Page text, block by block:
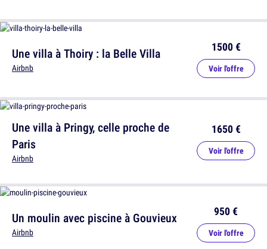
Une villa à Thoiry : la Belle Villa
Airbnb
1500 €
Voir l'offre
Un moulin avec piscine à Gouvieux
Airbnb
950 €
Voir l'offre
Une villa à Pringy, celle proche de
Paris
Airbnb
1650 €
Voir l'offre